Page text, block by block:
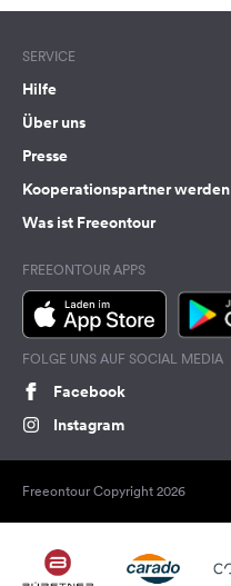
SERVICE
Hilfe
Über uns
Presse
Kooperationspartner werden
Was ist Freeontour
FREEONTOUR APPS
FOLGE UNS AUF SOCIAL MEDIA
Facebook
Instagram
Freeontour Copyright 2026